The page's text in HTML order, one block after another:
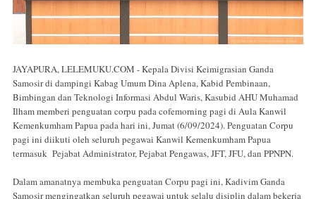
JAYAPURA, LELEMUKU.COM - Kepala Divisi Keimigrasian Ganda
Samosir di dampingi Kabag Umum Dina Aplena, Kabid Pembinaan,
Bimbingan dan Teknologi Informasi Abdul Waris, Kasubid AHU Muhamad
Ilham memberi penguatan corpu pada cofemorning pagi di Aula Kanwil
Kemenkumham Papua pada hari ini, Jumat (6/09/2024). Penguatan Corpu
pagi ini diikuti oleh seluruh pegawai Kanwil Kemenkumham Papua
termasuk Pejabat Administrator, Pejabat Pengawas, JFT, JFU, dan PPNPN.
Dalam amanatnya membuka penguatan Corpu pagi ini, Kadivim Ganda
Samosir mengingatkan seluruh pegawai untuk selalu disiplin dalam bekerja